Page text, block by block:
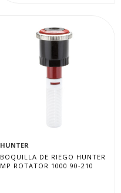
HUNTER
BOQUILLA DE RIEGO HUNTER
MP ROTATOR 1000 90-210